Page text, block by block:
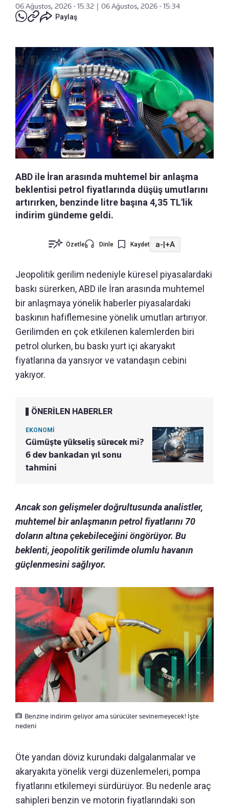
06 Ağustos, 2026 - 15:32
06 Ağustos, 2026 - 15:34
Paylaş
ABD ile İran arasında muhtemel bir anlaşma
beklentisi petrol fiyatlarında düşüş umutlarını
artırırken, benzinde litre başına 4,35 TL'lik
indirim gündeme geldi.
Özetle Dinle Kaydet a-|+A
Jeopolitik gerilim nedeniyle küresel piyasalardaki
baskı sürerken, ABD ile İran arasında muhtemel
bir anlaşmaya yönelik haberler piyasalardaki
baskının hafiflemesine yönelik umutları artırıyor.
Gerilimden en çok etkilenen kalemlerden biri
petrol olurken, bu baskı yurt içi akaryakıt
fiyatlarına da yansıyor ve vatandaşın cebini
yakıyor.
ÖNERİLEN HABERLER
EKONOMİ
Gümüşte yükseliş sürecek mi?
6 dev bankadan yıl sonu
tahmini
Ancak son gelişmeler doğrultusunda analistler,
muhtemel bir anlaşmanın petrol fiyatlarını 70
doların altına çekebileceğini öngörüyor. Bu
beklenti, jeopolitik gerilimde olumlu havanın
güçlenmesini sağlıyor.
Benzine indirim geliyor ama sürücüler sevinemeyecek! İşte
nedeni
Öte yandan döviz kurundaki dalgalanmalar ve
akaryakıta yönelik vergi düzenlemeleri, pompa
fiyatlarını etkilemeyi sürdürüyor. Bu nedenle araç
sahipleri benzin ve motorin fiyatlarındaki son